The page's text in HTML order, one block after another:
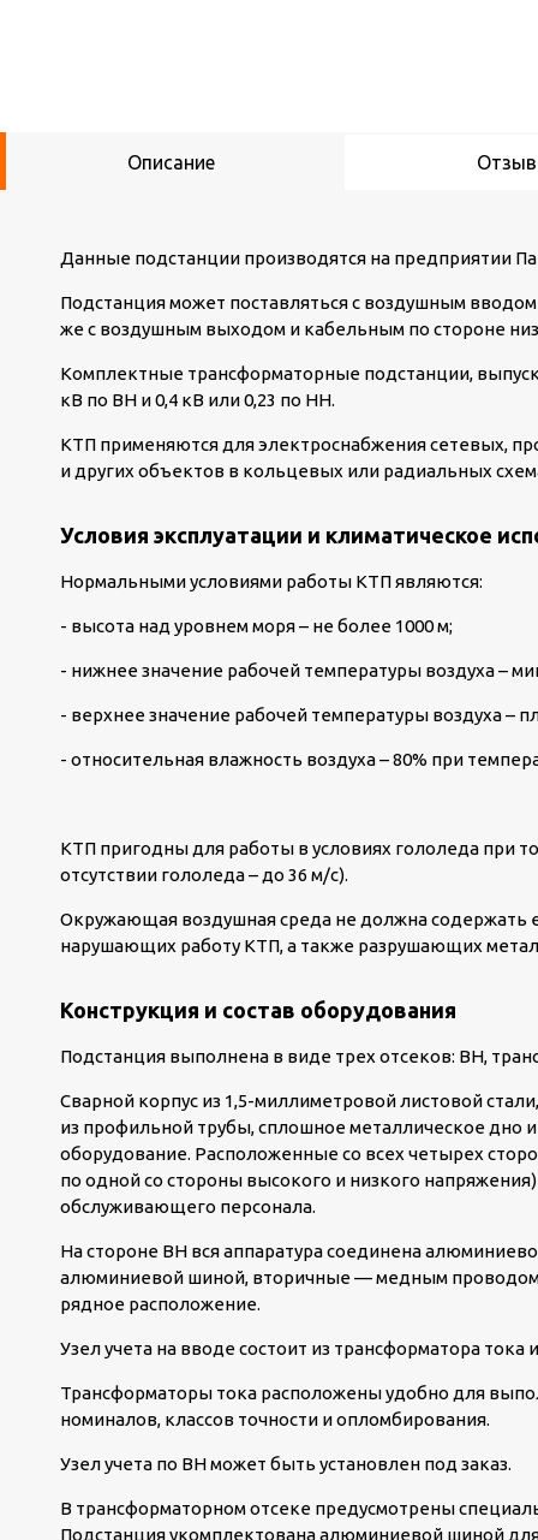
Описание
Данные подстанции производятся на предприятии
Подстанция может поставляться с воздушным
же с воздушным выходом и кабельным по стороне
Комплектные трансформаторные подстанции,
кВ по ВН и 0,4 кВ или 0,23 по НН.
КТП применяются для электроснабжения сетевых,
и других объектов в кольцевых или радиальных
Условия эксплуатации и климатическое
Нормальными условиями работы КТП являются:
- высота над уровнем моря – не более 1000 м;
- нижнее значение рабочей температуры воздуха –
- верхнее значение рабочей температуры воздуха –
- относительная влажность воздуха – 80% при
КТП пригодны для работы в условиях гололеда при
отсутствии гололеда – до 36 м/с).
Окружающая воздушная среда не должна содержать
нарушающих работу КТП, а также разрушающих
Конструкция и состав оборудования
Подстанция выполнена в виде трех отсеков: ВН,
Сварной корпус из 1,5-миллиметровой листовой
из профильной трубы, сплошное металлическое
оборудование. Расположенные со всех четырех
по одной со стороны высокого и низкого
обслуживающего персонала.
На стороне ВН вся аппаратура соединена
алюминиевой шиной, вторичные — медным
рядное расположение.
Узел учета на вводе состоит из трансформатора тока
Трансформаторы тока расположены удобно для
номиналов, классов точности и опломбирования.
Узел учета по ВН может быть установлен под заказ.
В трансформаторном отсеке предусмотрены
Подстанция укомплектована алюминиевой шиной